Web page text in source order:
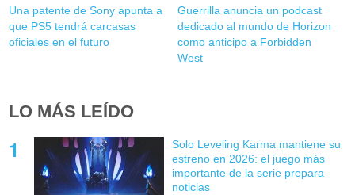
Una patente de Sony apunta a
que PS5 tendrá carcasas
oficiales en el futuro
Guerrilla anuncia un podcast
dedicado al mundo de Horizon
como anticipo a Forbidden
West
LO MÁS LEÍDO
Solo Leveling Karma mantiene su
estreno en 2026: el juego más
importante de la serie prepara
noticias